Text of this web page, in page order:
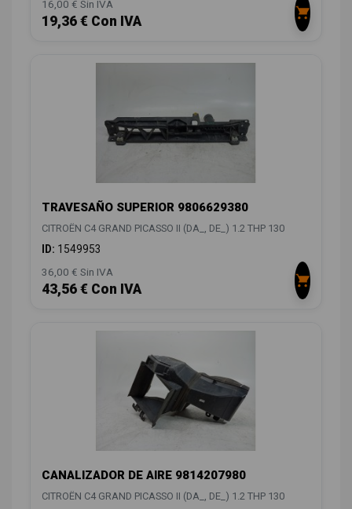
16,00 € Sin IVA
19,36 € Con IVA
TRAVESAÑO SUPERIOR 9806629380
CITROËN C4 GRAND PICASSO II (DA_, DE_) 1.2 THP 130
ID: 1549953
36,00 € Sin IVA
43,56 € Con IVA
CANALIZADOR DE AIRE 9814207980
CITROËN C4 GRAND PICASSO II (DA_, DE_) 1.2 THP 130